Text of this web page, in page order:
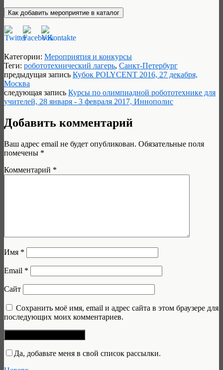
Категории: Мероприятия и конкурсы
Теги: робототехнический лагерь, Санкт-Петербург
предыдущая запись Кубок POLYCENT 2016, 27 декабря,
Москва
следующая запись Курсы по олимпиадной робототехнике для
учителей, 28 января - 3 февраля 2017, Иннополис
Добавить комментарий
Ваш адрес email не будет опубликован. Обязательные поля
помечены *
Комментарий *
Имя *
Email *
Сайт
Сохранить моё имя, email и адрес сайта в этом браузере для
последующих моих комментариев.
Да, добавьте меня в свой список рассылки.